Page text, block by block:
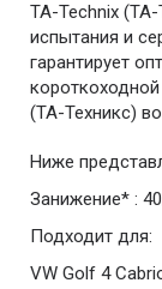
TA-Technix
испытания и
гарантирует
(ТА-Техникс)
Ниже
Занижение* :
Подходит для:
VW Golf 4